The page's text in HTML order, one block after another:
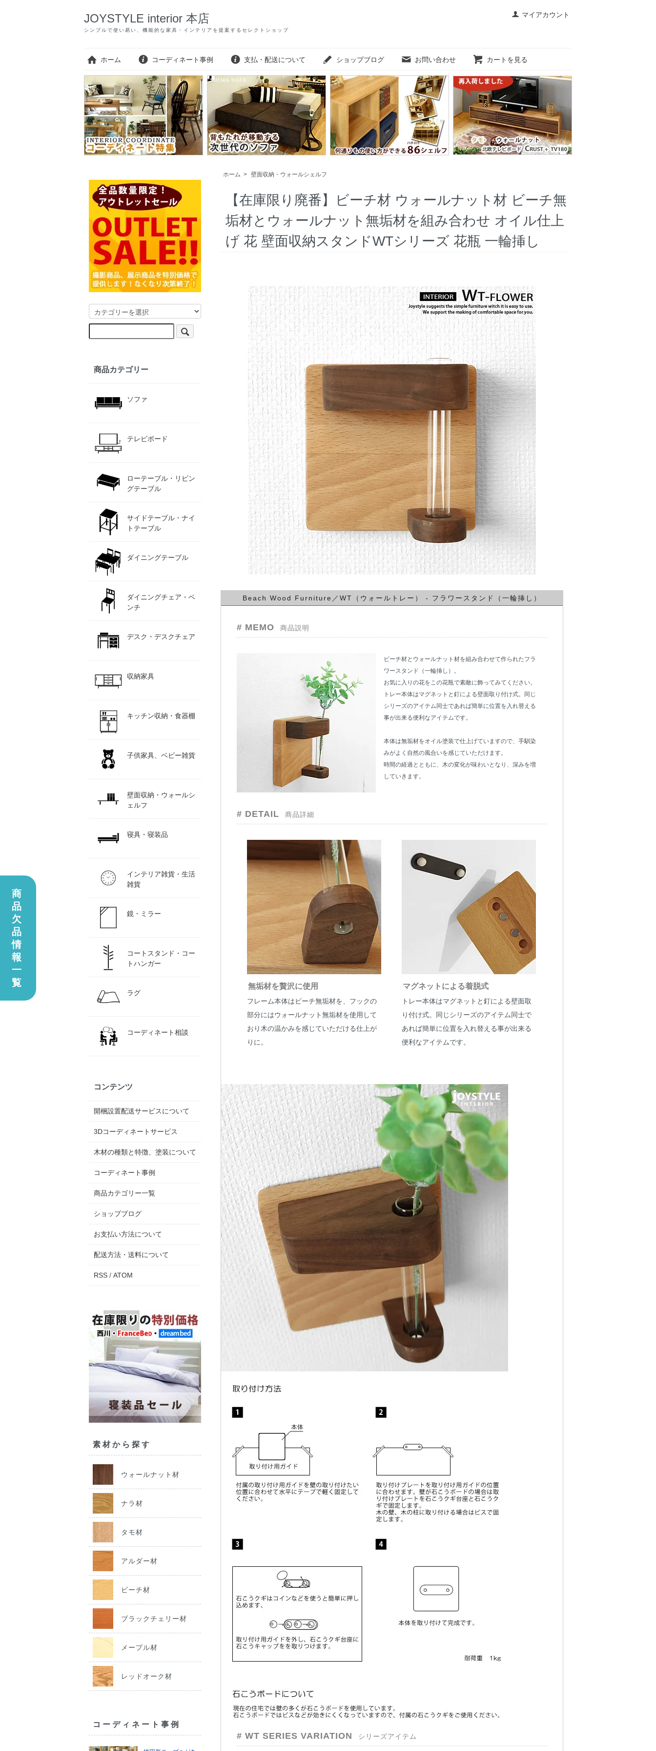
マイアカウント
JOYSTYLE interior 本店
シンプルで使い易い、機能的な家具・インテリアを提案するセレクトショップ
ホーム コーディネート事例 支払・配送について ショップブログ お問い合わせ カートを見る
ホーム > 壁面収納・ウォールシェルフ
【在庫限り廃番】ビーチ材 ウォールナット材 ビーチ無
垢材とウォールナット無垢材を組み合わせ オイル仕上
げ 花 壁面収納スタンドWTシリーズ 花瓶 一輪挿し
Beach Wood Furniture／WT（ウォールトレー） - フラワースタンド（一輪挿し）
# MEMO 商品説明
ビーチ材とウォールナット材を組み合わせて作られたフラ
ワースタンド（一輪挿し）。
お気に入りの花をこの花瓶で素敵に飾ってみてください。
トレー本体はマグネットと釘による壁面取り付け式。同じ
シリーズのアイテム同士であれば簡単に位置を入れ替える
事が出来る便利なアイテムです。
本体は無垢材をオイル塗装で仕上げていますので、手馴染
みがよく自然の風合いを感じていただけます。
時間の経過とともに、木の変化が味わいとなり、深みを増
していきます。
# DETAIL 商品詳細
無垢材を贅沢に使用
フレーム本体はビーチ無垢材を、フックの
部分にはウォールナット無垢材を使用して
おり木の温かみを感じていただける仕上が
りに。
マグネットによる着脱式
トレー本体はマグネットと釘による壁面取
り付け式。同じシリーズのアイテム同士で
あれば簡単に位置を入れ替える事が出来る
便利なアイテムです。
# WT SERIES VARIATION シリーズアイテム
商品カテゴリー
ソファ
テレビボード
ローテーブル・リビン
グテーブル
サイドテーブル・ナイ
トテーブル
ダイニングテーブル
ダイニングチェア・ベ
ンチ
デスク・デスクチェア
収納家具
キッチン収納・食器棚
子供家具、ベビー雑貨
壁面収納・ウォールシ
ェルフ
寝具・寝装品
インテリア雑貨・生活
雑貨
鏡・ミラー
コートスタンド・コー
トハンガー
ラグ
コーディネート相談
コンテンツ
開梱設置配送サービスについて
3Dコーディネートサービス
木材の種類と特徴、塗装について
コーディネート事例
商品カテゴリー一覧
ショップブログ
お支払い方法について
配送方法・送料について
RSS / ATOM
素材から探す
ウォールナット材
ナラ材
タモ材
アルダー材
ビーチ材
ブラックチェリー材
メープル材
レッドオーク材
コーディネート事例
商
品
欠
品
情
報
一
覧